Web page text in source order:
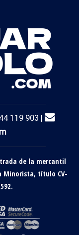
119 903 |
de la mercantil
Minorista, título CV-